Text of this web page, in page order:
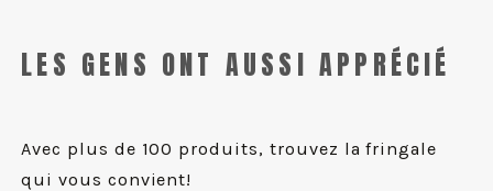
LES GENS ONT AUSSI APPRÉCIÉ
Avec plus de 100 produits, trouvez la fringale
qui vous convient!